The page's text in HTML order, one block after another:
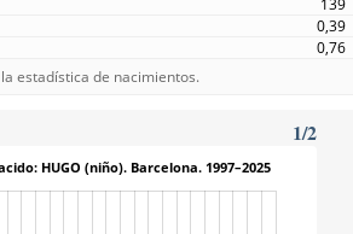
139
0,39
0,76
estadística de nacimientos.